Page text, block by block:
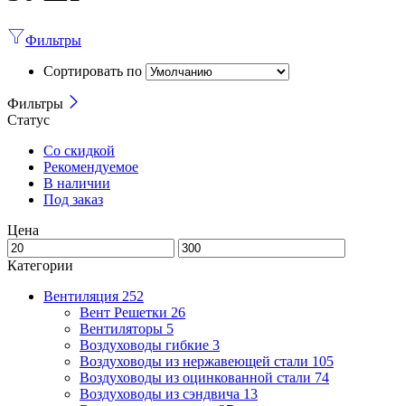
Фильтры
Сортировать по
Фильтры
Статус
Со скидкой
Рекомендуемое
В наличии
Под заказ
Цена
Категории
Вентиляция 252
Вент Решетки 26
Вентиляторы 5
Воздуховоды гибкие 3
Воздуховоды из нержавеющей стали 105
Воздуховоды из оцинкованной стали 74
Воздуховоды из сэндвича 13